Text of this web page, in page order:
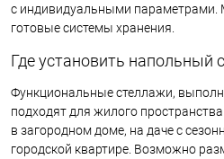
с индивидуальными параметрами.
готовые системы хранения.
Где установить напольный
Функциональные стеллажи,
подходят для жилого
в загородном доме, на даче с
городской квартире. Возможно